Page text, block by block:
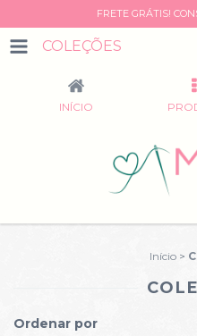
FRETE GRÁTIS!
COLEÇÕES
INÍCIO
Início >
Ordenar por